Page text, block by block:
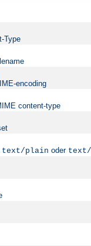
Type
encoding
content-type
text/plain oder text/